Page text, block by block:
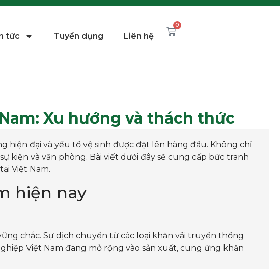
tức Tuyển dụng Liên hệ
0
Xu hướng và thách thức
hiện đại và yếu tố vệ sinh được đặt lên hàng đầu. Không chỉ
kiện và văn phòng. Bài viết dưới đây sẽ cung cấp bức tranh
tại Việt Nam.
hiện nay
chắc. Sự dịch chuyển từ các loại khăn vải truyền thống
Việt Nam đang mở rộng vào sản xuất, cung ứng khăn